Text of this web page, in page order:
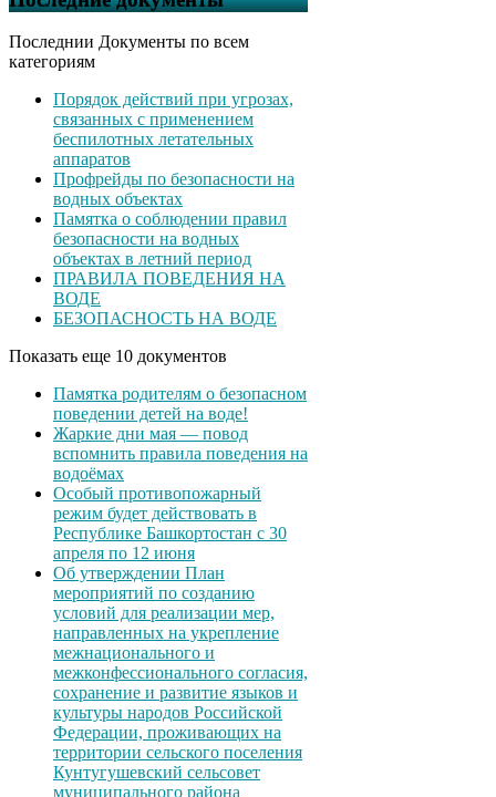
Последнии Документы по всем
категориям
Порядок действий при угрозах,
связанных с применением
беспилотных летательных
аппаратов
Профрейды по безопасности на
водных объектах
Памятка о соблюдении правил
безопасности на водных
объектах в летний период
ПРАВИЛА ПОВЕДЕНИЯ НА
ВОДЕ
БЕЗОПАСНОСТЬ НА ВОДЕ
Показать еще 10 документов
Памятка родителям о безопасном
поведении детей на воде!
Жаркие дни мая — повод
вспомнить правила поведения на
водоёмах
Особый противопожарный
режим будет действовать в
Республике Башкортостан с 30
апреля по 12 июня
Об утверждении План
мероприятий по созданию
условий для реализации мер,
направленных на укрепление
межнационального и
межконфессионального согласия,
сохранение и развитие языков и
культуры народов Российской
Федерации, проживающих на
территории сельского поселения
Кунтугушевский сельсовет
муниципального района